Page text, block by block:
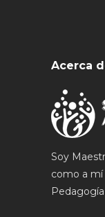
Acerca
Soy
como a mí